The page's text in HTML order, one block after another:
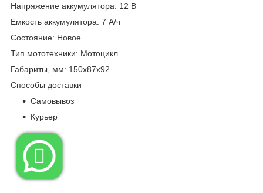
Напряжение аккумулятора: 12 В
Емкость аккумулятора: 7 А/ч
Состояние: Новое
Тип мототехники: Мотоцикл
Габариты, мм: 150x87x92
Способы доставки
Самовывоз
Курьер
